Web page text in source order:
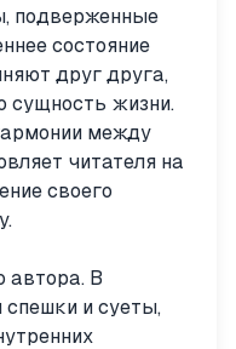
подверженные
состояние
друг друга,
сущность жизни.
между
читателя на
своего
автора. В
и суеты,